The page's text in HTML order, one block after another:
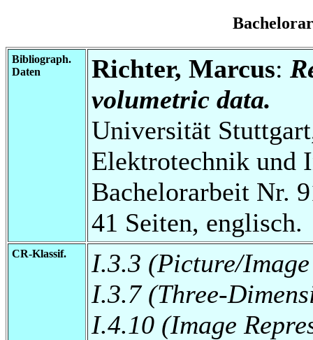
Bibliograph.
Daten
Richter, Marcus:
volumetric data.
Universität
Elektrotechnik und
Bachelorarbeit Nr.
41 Seiten, englisch.
CR-Klassif.
I.3.3 (Picture/
I.3.7 (Three-
I.4.10 (Image